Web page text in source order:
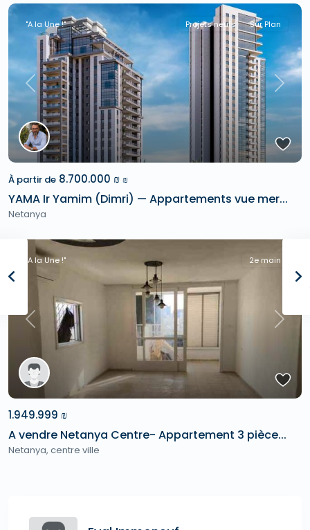
Previous Next
"A la Une !" Projets neufs Sur Plan
À partir de 8.700.000 ₪ ₪
YAMA Ir Yamim (Dimri) — Appartements vue mer...
Netanya
Previous Next
"A la Une !" 2e main
1.949.999 ₪
A vendre Netanya Centre- Appartement 3 pièce...
Netanya, centre ville